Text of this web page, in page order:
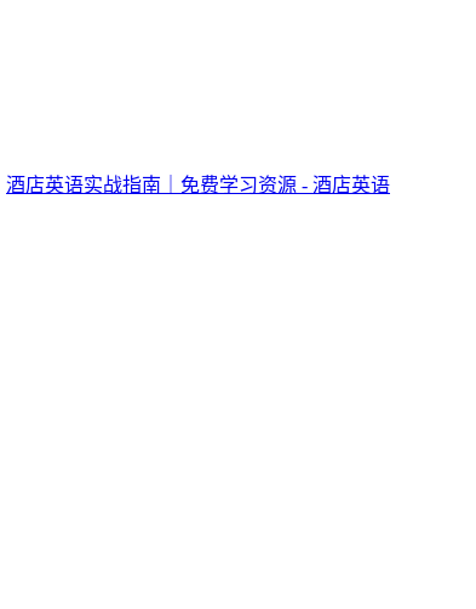
酒店英语实战指南｜免费学习资源 - 酒店英语